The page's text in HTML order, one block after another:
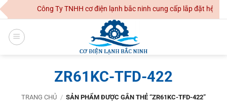
Skip
to
content
Công Ty TNHH cơ điện lạnh bắc ninh cung cấp lắp đặt hệ
ZR61KC-TFD-422
TRANG CHỦ / SẢN PHẨM ĐƯỢC GẮN THẺ “ZR61KC-TFD-422”